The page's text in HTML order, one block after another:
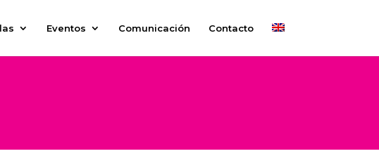
Eventos Comunicación Contacto